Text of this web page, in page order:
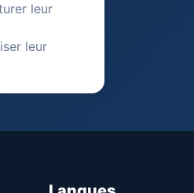
leur
leur